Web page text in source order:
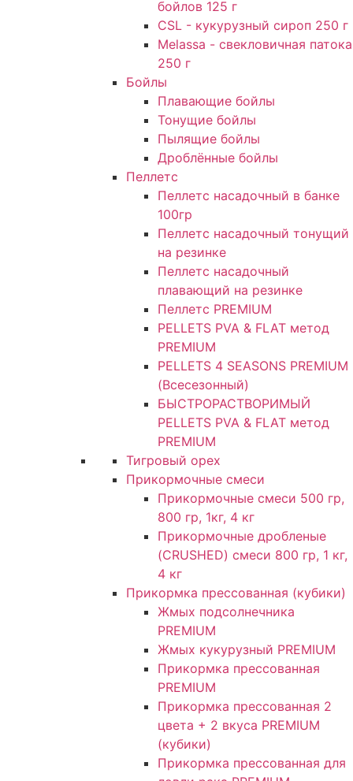
бойлов 125 г
CSL - кукурузный сироп 250 г
Melassa - свекловичная патока
250 г
Бойлы
Плавающие бойлы
Тонущие бойлы
Пылящие бойлы
Дроблённые бойлы
Пеллетс
Пеллетс насадочный в банке
100гр
Пеллетс насадочный тонущий
на резинке
Пеллетс насадочный
плавающий на резинке
Пеллетс PREMIUM
PELLETS PVA & FLAT метод
PREMIUM
PELLETS 4 SEASONS PREMIUM
(Всесезонный)
БЫСТРОРАСТВОРИМЫЙ
PELLETS PVA & FLAT метод
PREMIUM
Тигровый орех
Прикормочные смеси
Прикормочные смеси 500 гр,
800 гр, 1кг, 4 кг
Прикормочные дробленые
(CRUSHED) смеси 800 гр, 1 кг,
4 кг
Прикормка прессованная (кубики)
Жмых подсолнечника
PREMIUM
Жмых кукурузный PREMIUM
Прикормка прессованная
PREMIUM
Прикормка прессованная 2
цвета + 2 вкуса PREMIUM
(кубики)
Прикормка прессованная для